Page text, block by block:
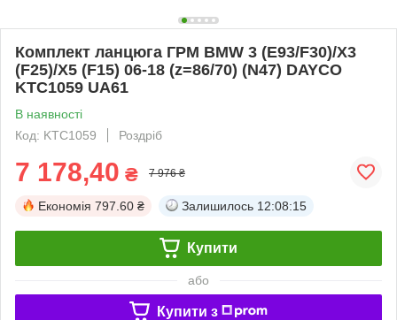
Комплект ланцюга ГРМ BMW 3 (E93/F30)/X3
(F25)/X5 (F15) 06-18 (z=86/70) (N47) DAYCO
KTC1059 UA61
В наявності
Код: KTC1059
Роздріб
7 178,40 ₴ 7 976 ₴
Економія 797.60 ₴ Залишилось 12:08:14
Купити
або
Купити з